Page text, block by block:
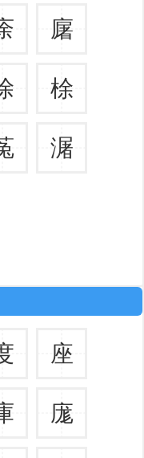
廜
梌
潳
座
庬